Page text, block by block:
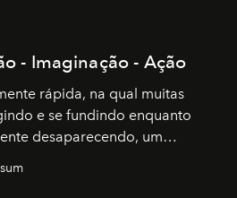
- Imaginação - Ação
rápida, na qual muitas
e se fundindo enquanto
desaparecendo, um
caminho para muitos